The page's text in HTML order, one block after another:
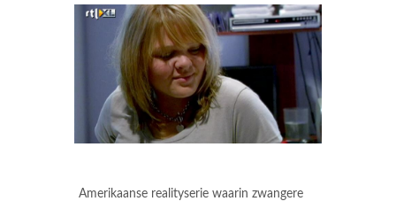
Amerikaanse realityserie waarin zwangere